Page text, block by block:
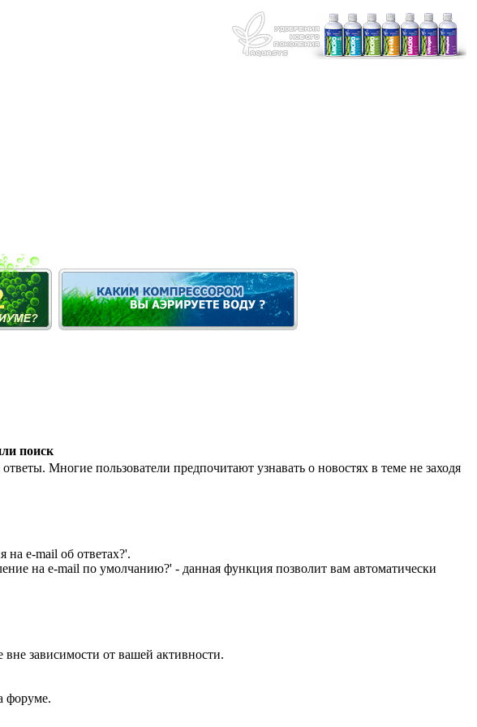
поиск
Многие пользователи предпочитают узнавать о новостях в теме не заходя
на е-mail об ответах?'.
на е-mail по умолчанию?' - данная функция позволит вам автоматически
зависимости от вашей активности.
форуме.